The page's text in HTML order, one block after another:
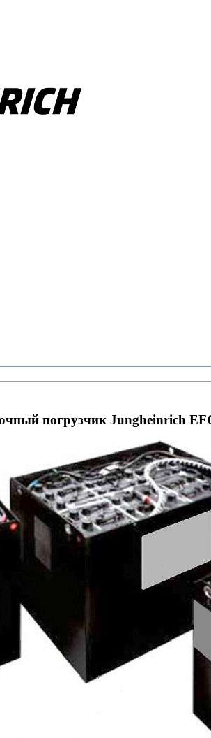
погрузчик Jungheinrich